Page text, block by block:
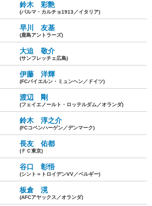
鈴木 彩艶
(パルマ・カルチョ1913／イタリア)
早川 友基
(鹿島アントラーズ)
大迫 敬介
(サンフレッチェ広島)
伊藤 洋輝
(FCバイエルン・ミュンヘン／ドイツ)
渡辺 剛
(フェイエノールト・ロッテルダム／オランダ)
鈴木 淳之介
(FCコペンハーゲン／デンマーク)
長友 佑都
(ＦＣ東京)
谷口 彰悟
(シント＝トロイデンVV／ベルギー)
板倉 滉
(AFCアヤックス／オランダ)